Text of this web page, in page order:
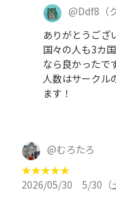
@Ddf8
ありがとうござ
国々の人も3カ
なら良かったで
人数はサークル
ます！
@むろたろ
★★★★★
2026/05/30
5/30（土）【